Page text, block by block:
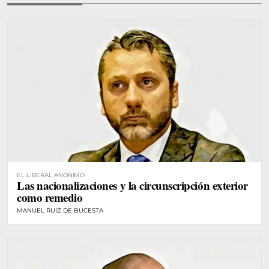
EL LIBERAL ANÓNIMO
Las nacionalizaciones y la circunscripción exterior
como remedio
MANUEL RUIZ DE BUCESTA